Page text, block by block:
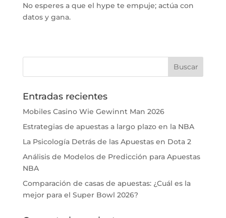
No esperes a que el hype te empuje; actúa con
datos y gana.
Entradas recientes
Mobiles Casino Wie Gewinnt Man 2026
Estrategias de apuestas a largo plazo en la NBA
La Psicología Detrás de las Apuestas en Dota 2
Análisis de Modelos de Predicción para Apuestas
NBA
Comparación de casas de apuestas: ¿Cuál es la
mejor para el Super Bowl 2026?